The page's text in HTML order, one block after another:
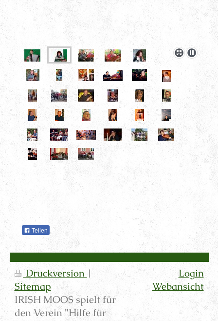
Teilen
Druckversion |
Sitemap
IRISH MOOS spielt für
den Verein "Hilfe für
Login
Webansicht